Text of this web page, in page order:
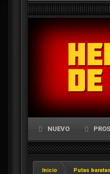
NUEVO
Inicio Putas